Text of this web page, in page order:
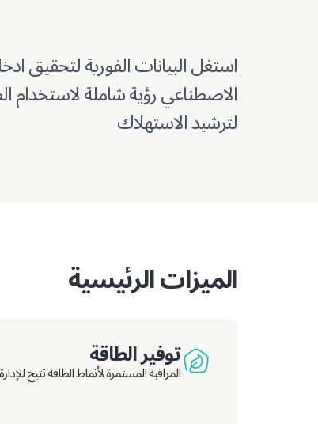
استغل البيانات الفورية لتحقيق
الاصطناعي رؤية شاملة لاستخدام
لترشيد الاستهلاك
الميزات الرئيسية
توفير الطاقة
المراقبة المستمرة لأنماط الطاقة تتيح